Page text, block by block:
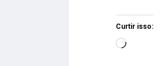
Curtir isso: